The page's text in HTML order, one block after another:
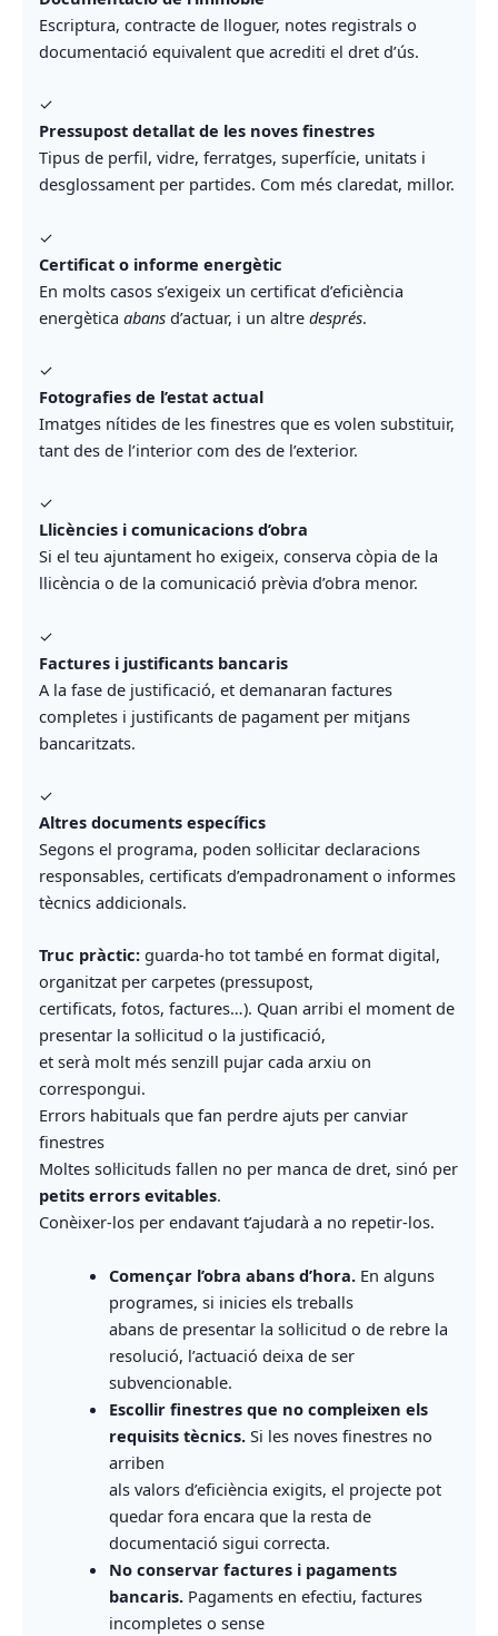
Escriptura, contracte de lloguer, notes registrals o
documentació equivalent que acrediti el dret d’ús.
✓
Pressupost detallat de les noves finestres
Tipus de perfil, vidre, ferratges, superfície, unitats i
desglossament per partides. Com més claredat, millor.
✓
Certificat o informe energètic
En molts casos s’exigeix un certificat d’eficiència
energètica abansd’actuar, i un altre després.
✓
Fotografies de l’estat actual
Imatges nítides de les finestres que es volen substituir,
tant des de l’interior com des de l’exterior.
✓
Llicències i comunicacions d’obra
Si el teu ajuntament ho exigeix, conserva còpia de la
llicència o de la comunicació prèvia d’obra menor.
✓
Factures i justificants bancaris
A la fase de justificació, et demanaran factures
completes i justificants de pagament per mitjans
bancaritzats.
✓
Altres documents específics
Segons el programa, poden sol·licitar declaracions
responsables, certificats d’empadronament o informes
tècnics addicionals.
Truc pràctic:guarda-ho tot també en format digital,
organitzat per carpetes (pressupost,
certificats, fotos, factures…). Quan arribi el moment de
presentar la sol·licitud o la justificació,
et serà molt més senzill pujar cada arxiu on
correspongui.
Errors habituals que fan perdre ajuts per canviar
finestres
Moltes sol·licituds fallen no per manca de dret, sinó per
petits errors evitables.
Conèixer-los per endavant t’ajudarà a no repetir-los.
Començar l’obra abans d’hora. En alguns
programes, si inicies els treballs
abans de presentar la sol·licitud o de rebre la
resolució, l’actuació deixa de ser
subvencionable.
Escollir finestres que no compleixen els
requisits tècnics. Si les noves finestres no
arriben
als valors d’eficiència exigits, el projecte pot
quedar fora encara que la resta de
documentació sigui correcta.
No conservar factures i pagaments
bancaris. Pagaments en efectiu, factures
incompletes o sense